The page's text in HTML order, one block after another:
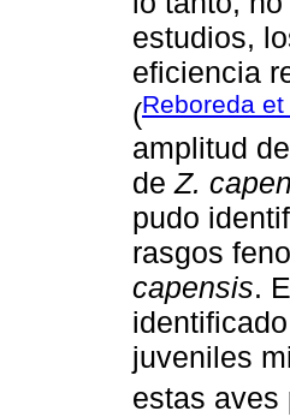
estudios,
eficiencia
(Reboreda
amplitud
deZ.
pudo
rasgos
capensis.
juveniles
estas aves